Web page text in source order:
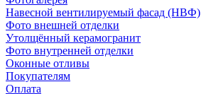
Навесной вентилируемый фасад (НВФ)
Фото внешней отделки
Утолщённый керамогранит
Фото внутренней отделки
Оконные отливы
Покупателям
Оплата